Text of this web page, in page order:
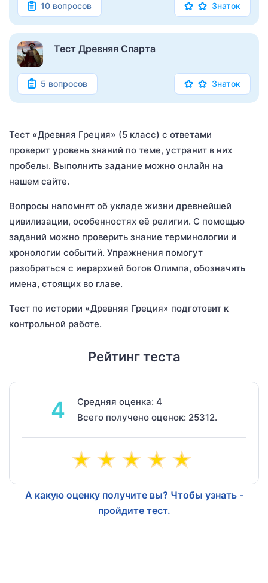
10 вопросов Знаток
Тест Древняя Спарта
5 вопросов Знаток
Тест «Древняя Греция» (5 класс) с ответами
проверит уровень знаний по теме, устранит в них
пробелы. Выполнить задание можно онлайн на
нашем сайте.
Вопросы напомнят об укладе жизни древнейшей
цивилизации, особенностях её религии. С помощью
заданий можно проверить знание терминологии и
хронологии событий. Упражнения помогут
разобраться с иерархией богов Олимпа, обозначить
имена, стоящих во главе.
Тест по истории «Древняя Греция» подготовит к
контрольной работе.
Рейтинг теста
4
Средняя оценка: 4
Всего получено оценок: 25312.
А какую оценку получите вы? Чтобы узнать -
пройдите тест.